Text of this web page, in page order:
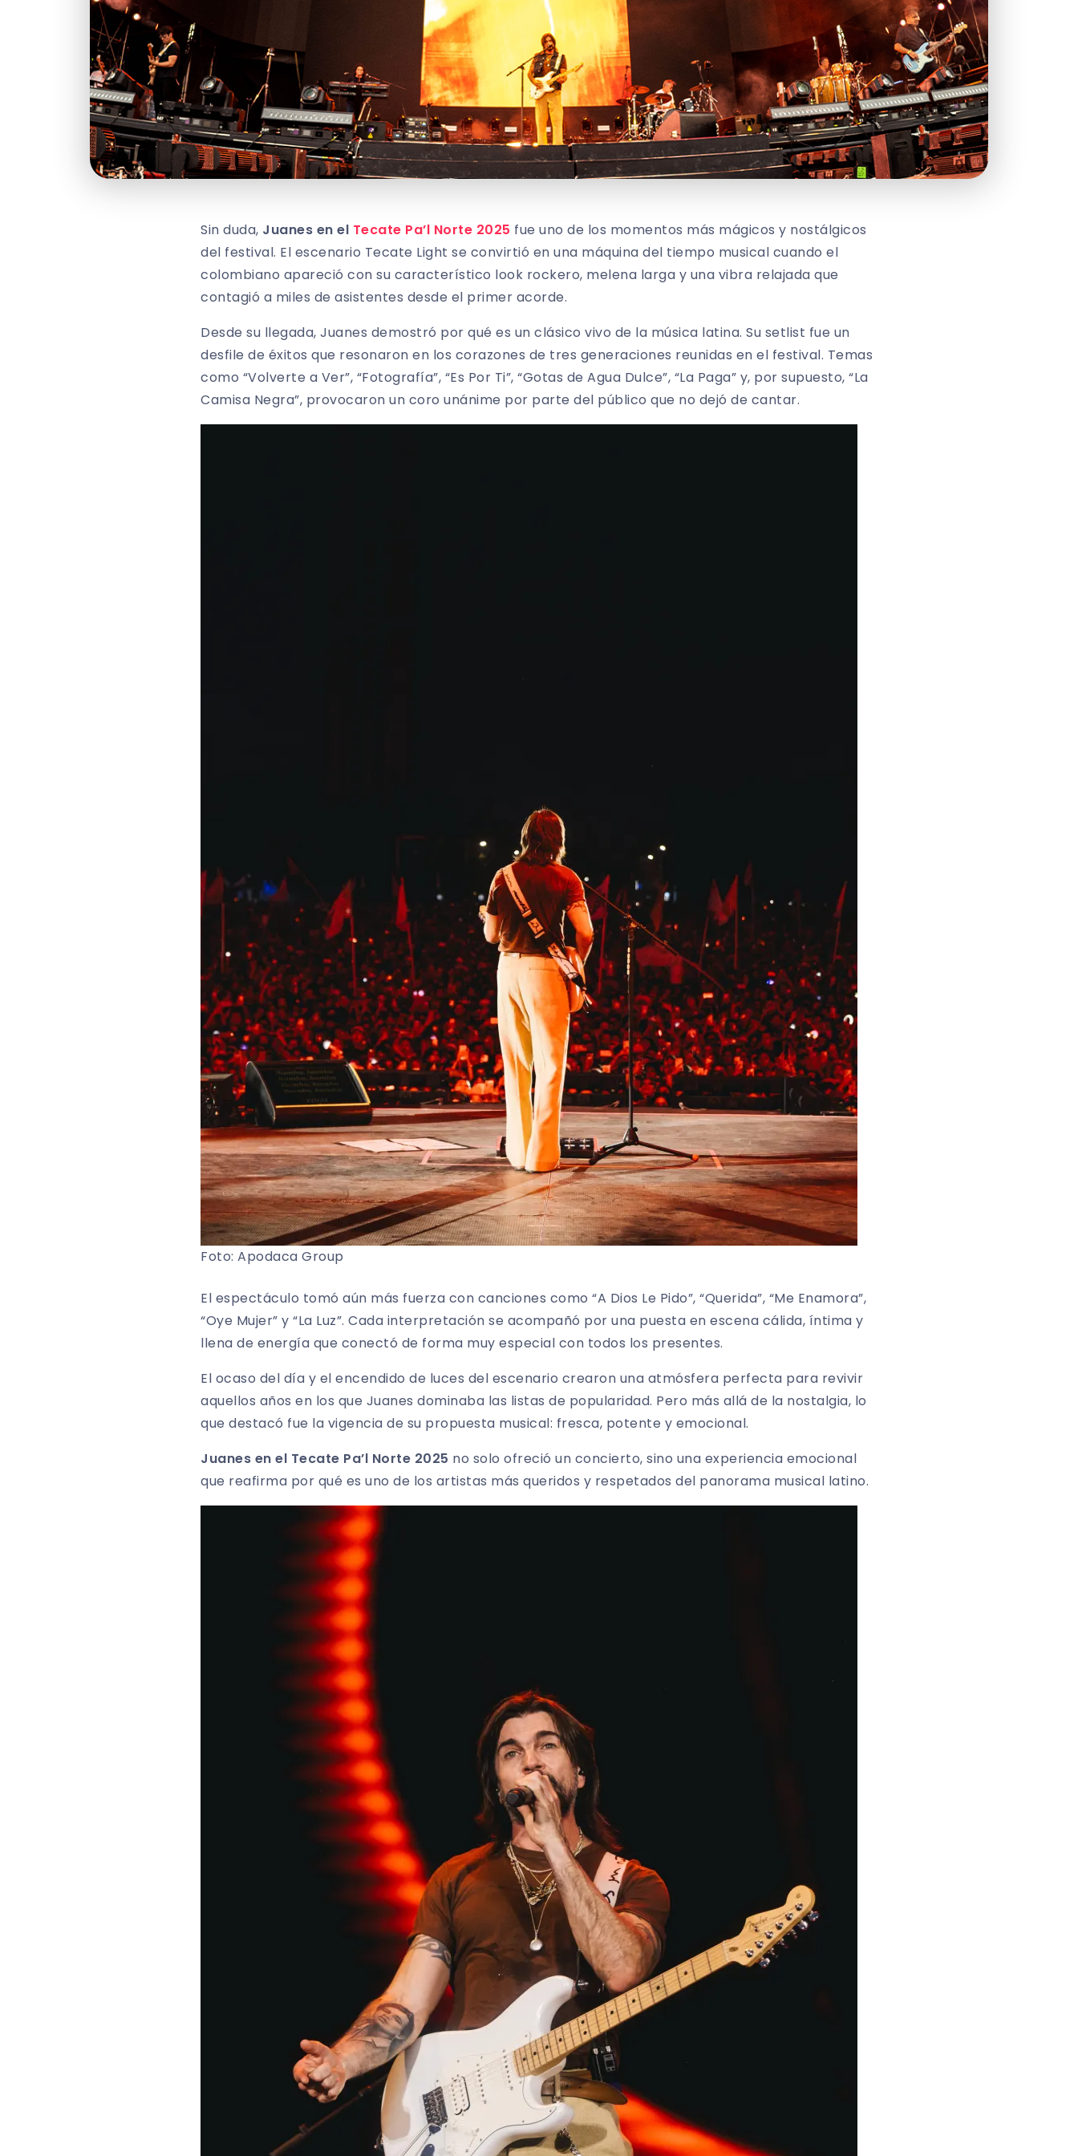
Sin duda, Juanes en el Tecate Pa’l Norte 2025 fue uno de los momentos más mágicos y nostálgicos
del festival. El escenario Tecate Light se convirtió en una máquina del tiempo musical cuando el
colombiano apareció con su característico look rockero, melena larga y una vibra relajada que
contagió a miles de asistentes desde el primer acorde.
Desde su llegada, Juanes demostró por qué es un clásico vivo de la música latina. Su setlist fue un
desfile de éxitos que resonaron en los corazones de tres generaciones reunidas en el festival. Temas
como “Volverte a Ver”, “Fotografía”, “Es Por Ti”, “Gotas de Agua Dulce”, “La Paga” y, por supuesto, “La
Camisa Negra”, provocaron un coro unánime por parte del público que no dejó de cantar.
Foto: Apodaca Group
El espectáculo tomó aún más fuerza con canciones como “A Dios Le Pido”, “Querida”, “Me Enamora”,
“Oye Mujer” y “La Luz”. Cada interpretación se acompañó por una puesta en escena cálida, íntima y
llena de energía que conectó de forma muy especial con todos los presentes.
El ocaso del día y el encendido de luces del escenario crearon una atmósfera perfecta para revivir
aquellos años en los que Juanes dominaba las listas de popularidad. Pero más allá de la nostalgia, lo
que destacó fue la vigencia de su propuesta musical: fresca, potente y emocional.
Juanes en el Tecate Pa’l Norte 2025 no solo ofreció un concierto, sino una experiencia emocional
que reafirma por qué es uno de los artistas más queridos y respetados del panorama musical latino.